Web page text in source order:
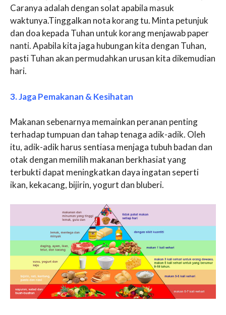
Caranya adalah dengan solat apabila masuk
waktunya.Tinggalkan nota korang tu. Minta petunjuk
dan doa kepada Tuhan untuk korang menjawab paper
nanti. Apabila kita jaga hubungan kita dengan Tuhan,
pasti Tuhan akan permudahkan urusan kita dikemudian
hari.
3. Jaga Pemakanan & Kesihatan
Makanan sebenarnya memainkan peranan penting
terhadap tumpuan dan tahap tenaga adik-adik. Oleh
itu, adik-adik harus sentiasa menjaga tubuh badan dan
otak dengan memilih makanan berkhasiat yang
terbukti dapat meningkatkan daya ingatan seperti
ikan, kekacang, bijirin, yogurt dan bluberi.